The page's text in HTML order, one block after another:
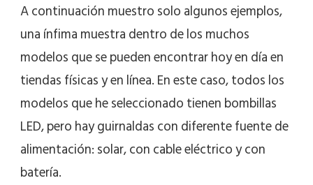
A continuación muestro solo algunos ejemplos,
una ínfima muestra dentro de los muchos
modelos que se pueden encontrar hoy en día en
tiendas físicas y en línea. En este caso, todos los
modelos que he seleccionado tienen bombillas
LED, pero hay guirnaldas con diferente fuente de
alimentación: solar, con cable eléctrico y con
batería.